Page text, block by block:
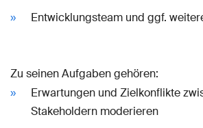
Entwicklungsteam und ggf.
Zu seinen Aufgaben gehören:
Erwartungen und Zielkonflikte
Stakeholdern moderieren